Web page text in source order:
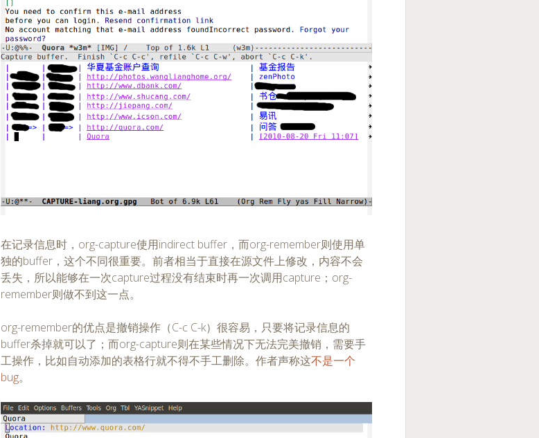
在记录信息时，org-capture使用indirect buffer，而org-remember则使用单
独的buffer，这个不同很重要。前者相当于直接在源文件上修改，内容不会
丢失，所以能够在一次capture过程没有结束时再一次调用capture；org-
remember则做不到这一点。
org-remember的优点是撤销操作（C-c C-k）很容易，只要将记录信息的
buffer杀掉就可以了；而org-capture则在某些情况下无法完美撤销，需要手
工操作，比如自动添加的表格行就不得不手工删除。作者声称这不是一个
bug。